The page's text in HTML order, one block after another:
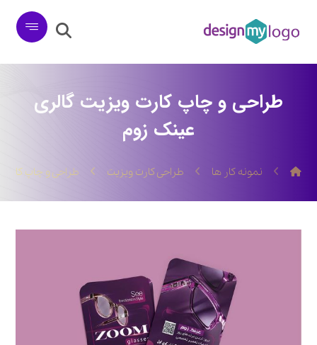
طراحی و چاپ کارت ویزیت گالری
عینک زوم
نمونه کار ها طراحی کارت ویزیت طراحی و چاپ